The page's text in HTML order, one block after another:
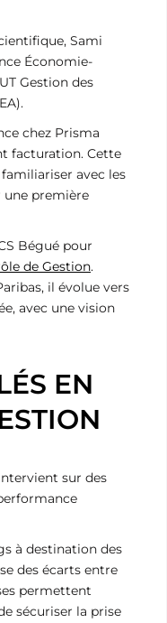
Sami
Économie-
Gestion des
chez Prisma
facturation. Cette
avec les
une première
Bégué pour
de Gestion.
il évolue vers
avec une vision
EN
sur des
à destination des
des écarts entre
permettent
sécuriser la prise